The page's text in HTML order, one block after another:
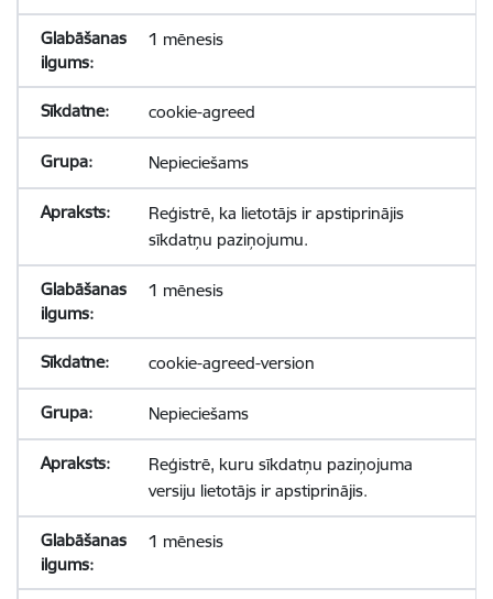
1 mēnesis
cookie-agreed
Nepieciešams
Reģistrē, ka lietotājs ir apstiprinājis
sīkdatņu paziņojumu.
1 mēnesis
cookie-agreed-version
Nepieciešams
Reģistrē, kuru sīkdatņu paziņojuma
versiju lietotājs ir apstiprinājis.
1 mēnesis